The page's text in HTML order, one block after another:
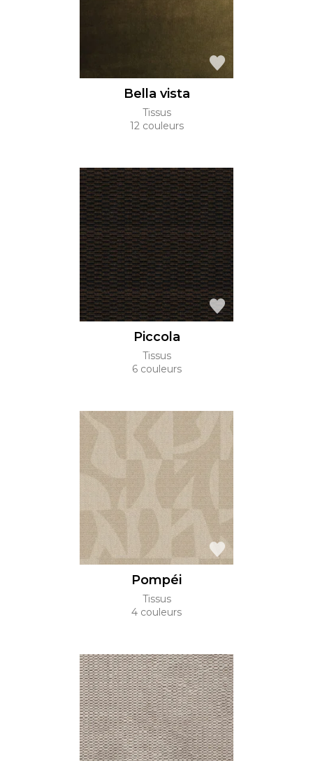
Bella vista
Tissus
12 couleurs
Piccola
Tissus
6 couleurs
Pompéi
Tissus
4 couleurs